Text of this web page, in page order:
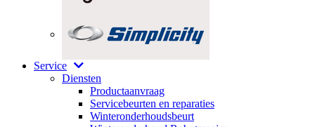
Service
Diensten
Productaanvraag
Servicebeurten en reparaties
Winteronderhoudsbeurt